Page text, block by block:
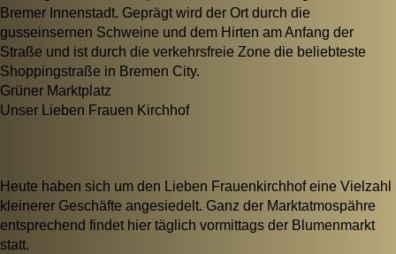
Bremer Innenstadt. Geprägt wird der Ort durch die
gusseinsernen Schweine und dem Hirten am Anfang der
Straße und ist durch die verkehrsfreie Zone die beliebteste
Shoppingstraße in Bremen City.
Grüner Marktplatz
Unser Lieben Frauen Kirchhof
Heute haben sich um den Lieben Frauenkirchhof eine Vielzahl
kleinerer Geschäfte angesiedelt. Ganz der Marktatmospähre
entsprechend findet hier täglich vormittags der Blumenmarkt
statt.